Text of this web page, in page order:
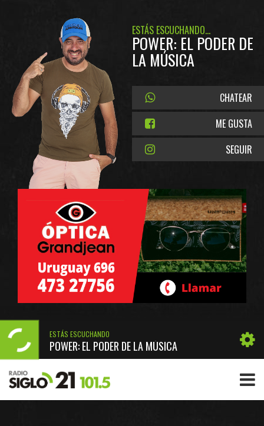
ESTÁS ESCUCHANDO...
POWER: EL PODER DE
LA MÚSICA
CHATEAR
ME GUSTA
SEGUIR
ESTÁS ESCUCHANDO
POWER: EL PODER DE LA MÚSICA